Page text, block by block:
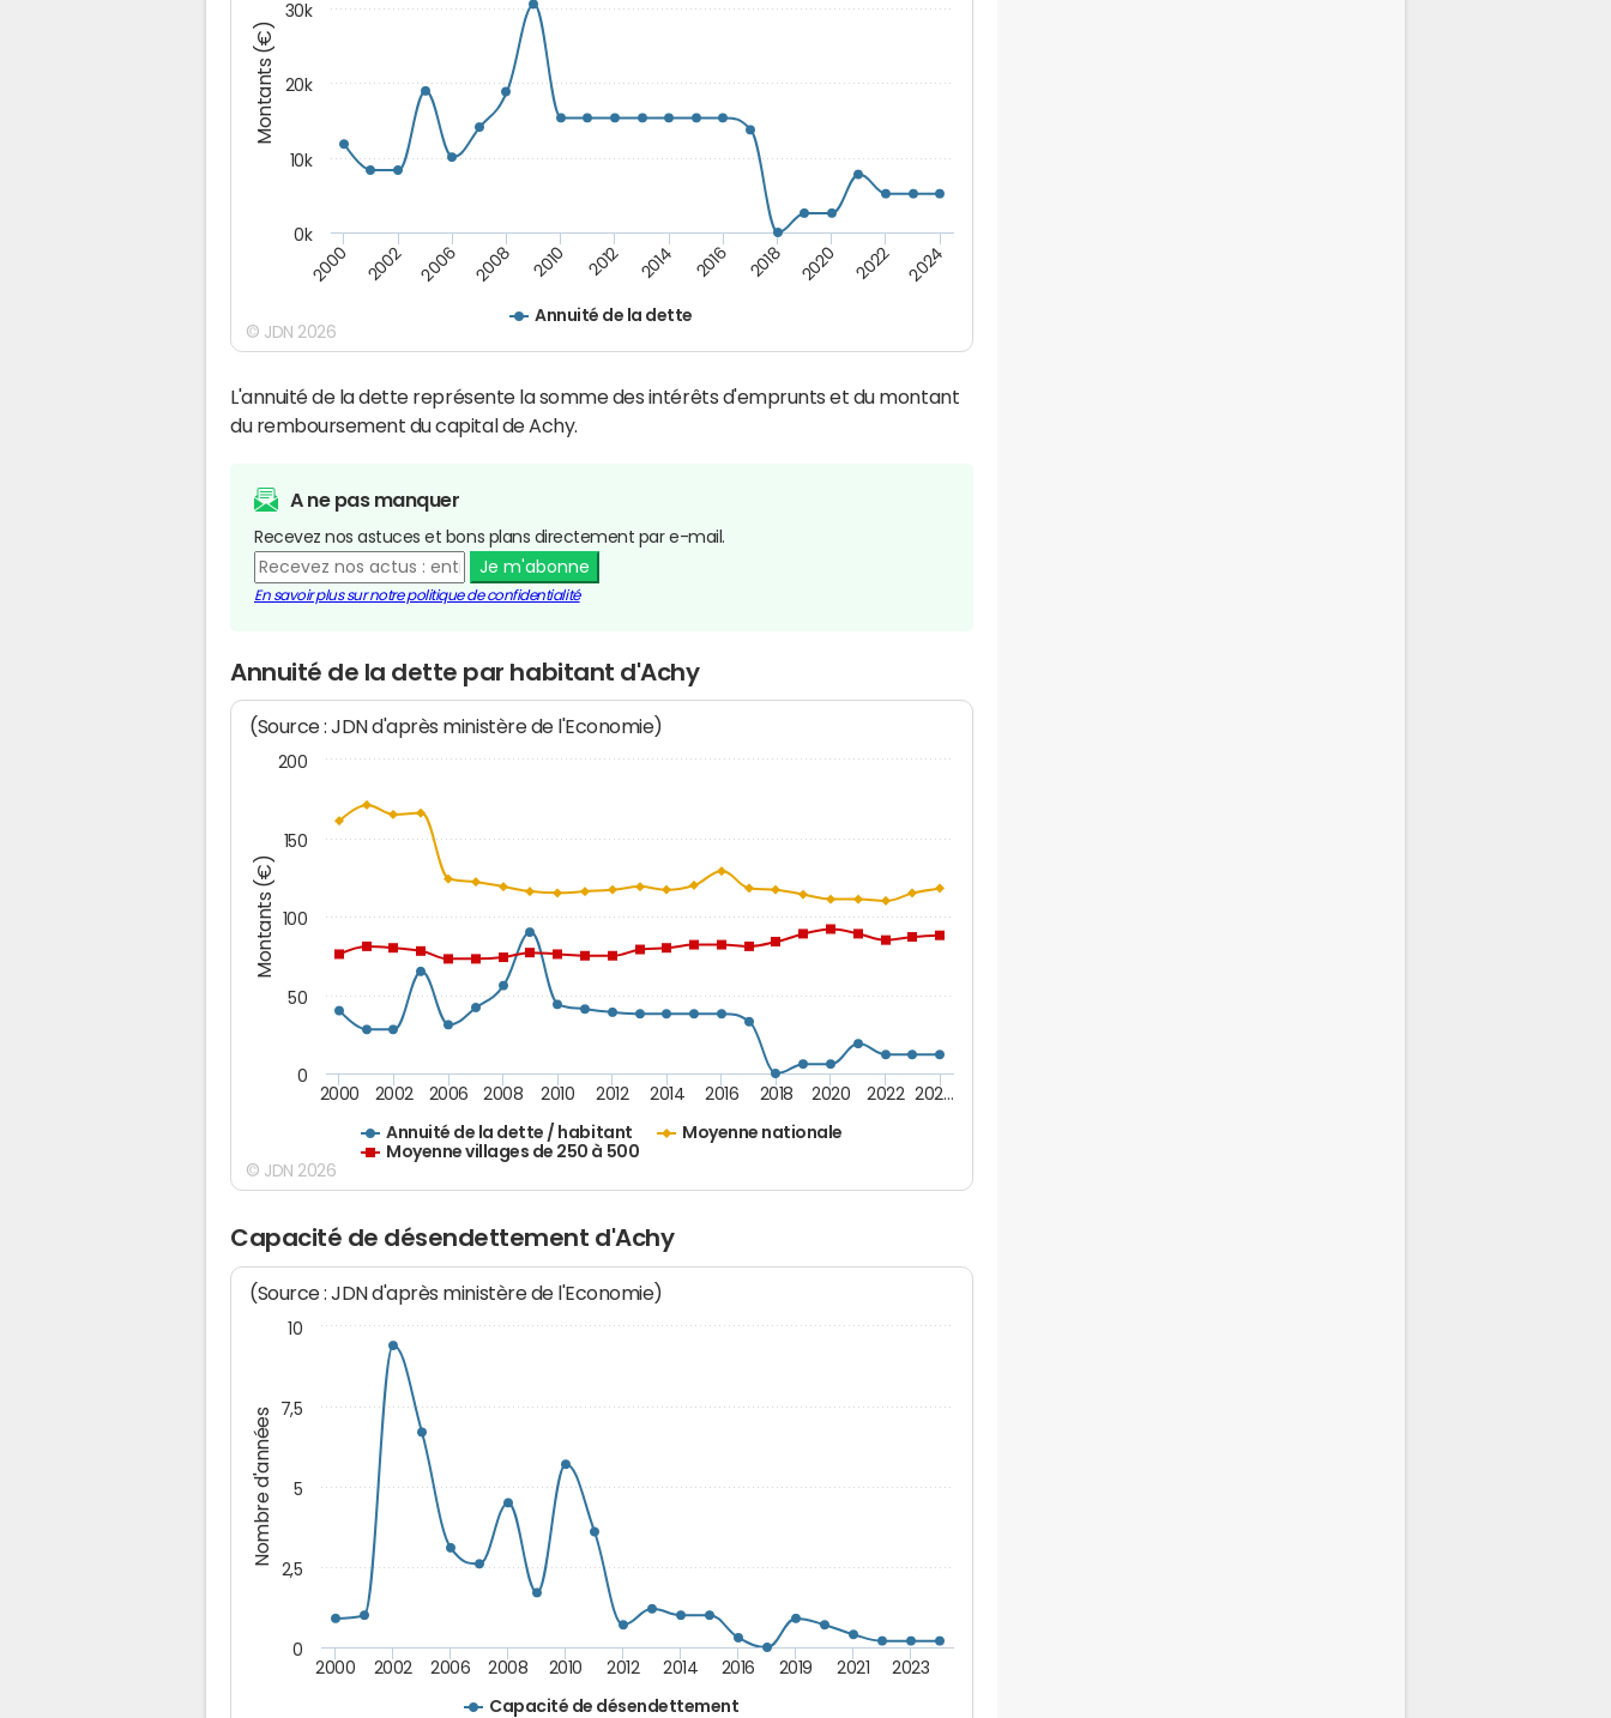
Montants (€)
Annuité de la dette
2000 2002 2006 2008 2010 2012 2014 2016 2018 2020 2022 2024
0k
10k
20k
30k
© JDN 2026
L'annuité de la dette représente la somme des intérêts d'emprunts et du montant
du remboursement du capital de Achy.
A ne pas manquer
Recevez nos astuces et bons plans directement par e-mail.
Je m'abonne
En savoir plus sur notre politique de confidentialité
Annuité de la dette par habitant d'Achy
Montants (€)
(Source : JDN d'après ministère de l'Economie)
Annuité de la dette / habitant
Moyenne nationale
Moyenne villages de 250 à 500
2000 2002 2006 2008 2010 2012 2014 2016 2018 2020 2022 202…
0
50
100
150
200
© JDN 2026
Capacité de désendettement d'Achy
Nombre d'années
(Source : JDN d'après ministère de l'Economie)
Capacité de désendettement
2000 2002 2006 2008 2010 2012 2014 2016 2019 2021 2023
0
2,5
5
7,5
10